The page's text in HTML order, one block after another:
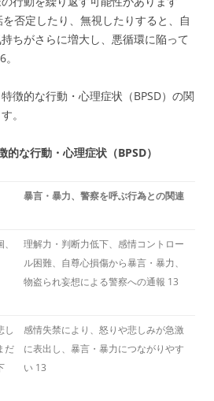
否定したり、無視したりすると、自
ちがさらに増大し、悪循環に陥って
。
徴的な行動・心理症状（BPSD）の関
。
な行動・心理症状（BPSD）
暴言・暴力、警察を呼ぶ行為との関連
理解力・判断力低下、感情コントロー
ル困難、自尊心損傷から暴言・暴力、
物盗られ妄想による警察への通報 13
し
だ
感情失禁により、怒りや悲しみが急激
に表出し、暴言・暴力につながりやす
い 13